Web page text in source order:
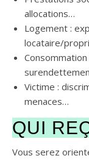
allocations…
Logement :
locataire/
Victime :
menaces…
QUI
Vous serez